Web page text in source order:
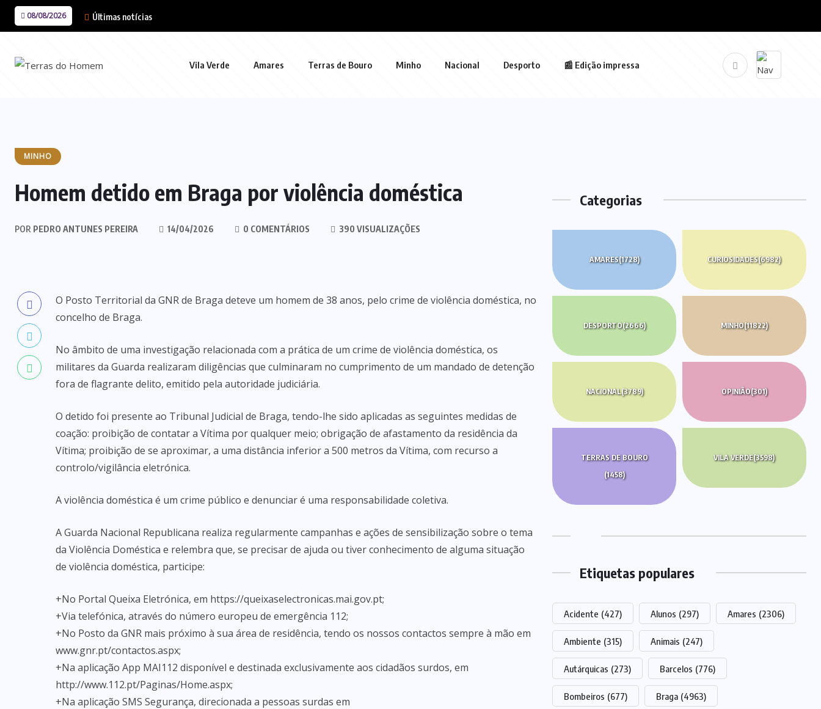
08/08/2026 Últimas notícias
Vila Verde Amares Terras de Bouro Minho Nacional Desporto 📰 Edição impressa
MINHO
Homem detido em Braga por violência doméstica
POR PEDRO ANTUNES PEREIRA 14/04/2026 0 COMENTÁRIOS 390 VISUALIZAÇÕES
O Posto Territorial da GNR de Braga deteve um homem de 38 anos, pelo crime de violência doméstica, no
concelho de Braga.
No âmbito de uma investigação relacionada com a prática de um crime de violência doméstica, os
militares da Guarda realizaram diligências que culminaram no cumprimento de um mandado de detenção
fora de flagrante delito, emitido pela autoridade judiciária.
O detido foi presente ao Tribunal Judicial de Braga, tendo-lhe sido aplicadas as seguintes medidas de
coação: proibição de contatar a Vítima por qualquer meio; obrigação de afastamento da residência da
Vítima; proibição de se aproximar, a uma distância inferior a 500 metros da Vítima, com recurso a
controlo/vigilância eletrónica.
A violência doméstica é um crime público e denunciar é uma responsabilidade coletiva.
A Guarda Nacional Republicana realiza regularmente campanhas e ações de sensibilização sobre o tema
da Violência Doméstica e relembra que, se precisar de ajuda ou tiver conhecimento de alguma situação
de violência doméstica, participe:
+No Portal Queixa Eletrónica, em https://queixaselectronicas.mai.gov.pt;
+Via telefónica, através do número europeu de emergência 112;
+No Posto da GNR mais próximo à sua área de residência, tendo os nossos contactos sempre à mão em
www.gnr.pt/contactos.aspx;
+Na aplicação App MAI112 disponível e destinada exclusivamente aos cidadãos surdos, em
http://www.112.pt/Paginas/Home.aspx;
+Na aplicação SMS Segurança, direcionada a pessoas surdas em
Categorias
AMARES(1728) CURIOSIDADES(6982)
DESPORTO(2666) MINHO(11822)
NACIONAL(3789) OPINIÃO(301)
TERRAS DE BOURO
(1458)
VILA VERDE(3598)
Etiquetas populares
Acidente (427) Alunos (297) Amares (2306)
Ambiente (315) Animais (247)
Autárquicas (273) Barcelos (776)
Bombeiros (677) Braga (4963)